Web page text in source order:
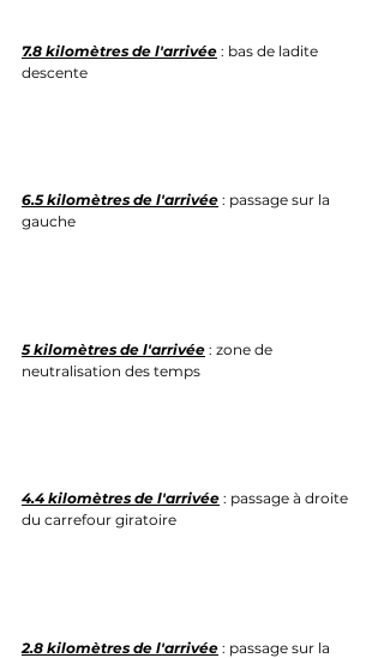
7.8 kilomètres de l'arrivée : bas de ladite
descente
6.5 kilomètres de l'arrivée : passage sur la
gauche
5 kilomètres de l'arrivée : zone de
neutralisation des temps
4.4 kilomètres de l'arrivée : passage à droite
du carrefour giratoire
2.8 kilomètres de l'arrivée : passage sur la